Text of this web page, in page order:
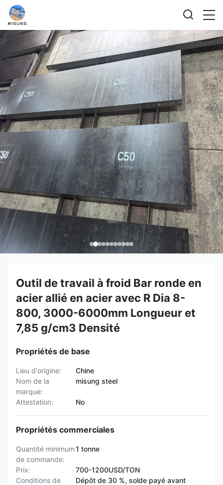
Outil de travail à froid Bar ronde en
acier allié en acier avec R Dia 8-
800, 3000-6000mm Longueur et
7,85 g/cm3 Densité
Propriétés de base
Lieu d'origine:
Chine
Nom de la
marque:
misung steel
Attestation: No
Propriétés commerciales
Quantité minimum
de commande:
1 tonne
Prix:
700-1200USD/TON
Conditions de
Dépôt de 30 %, solde payé avant